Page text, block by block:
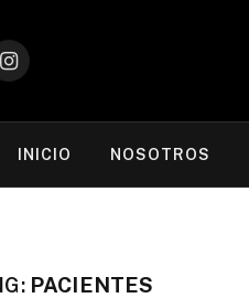
Instagram
INICIO NOSOTROS
PACIENTES